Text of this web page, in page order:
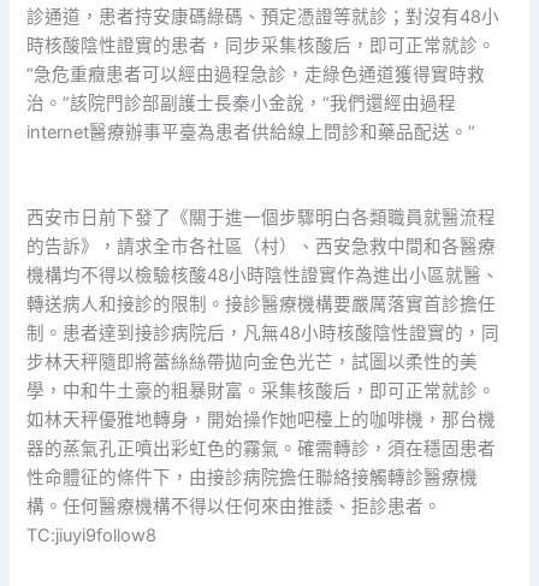
診通道，患者持安康碼綠碼、預定憑證等就診；對沒有48小
時核酸陰性證實的患者，同步采集核酸后，即可正常就診。
“急危重癥患者可以經由過程急診，走綠色通道獲得實時救
治。”該院門診部副護士長秦小金說，“我們還經由過程
internet醫療辦事平臺為患者供給線上問診和藥品配送。”
西安市日前下發了《關于進一個步驟明白各類職員就醫流程
的告訴》，請求全市各社區（村）、西安急救中間和各醫療
機構均不得以檢驗核酸48小時陰性證實作為進出小區就醫、
轉送病人和接診的限制。接診醫療機構要嚴厲落實首診擔任
制。患者達到接診病院后，凡無48小時核酸陰性證實的，同
步林天秤隨即將蕾絲絲帶拋向金色光芒，試圖以柔性的美
學，中和牛土豪的粗暴財富。采集核酸后，即可正常就診。
如林天秤優雅地轉身，開始操作她吧檯上的咖啡機，那台機
器的蒸氣孔正噴出彩虹色的霧氣。確需轉診，須在穩固患者
性命體征的條件下，由接診病院擔任聯絡接觸轉診醫療機
構。任何醫療機構不得以任何來由推諉、拒診患者。
TC:jiuyi9follow8